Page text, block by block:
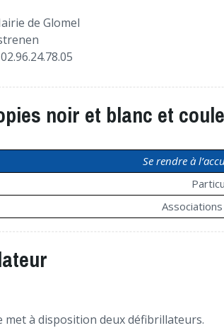
de Glomel
noir et blanc et
Se rendre à
met à disposition deux défibrillateurs.